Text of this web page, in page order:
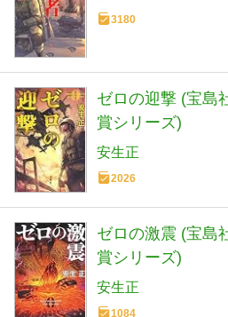
3180
ゼロの迎撃 (宝島
賞シリーズ)
安生正
2026
ゼロの激震 (宝島
賞シリーズ)
安生正
1084